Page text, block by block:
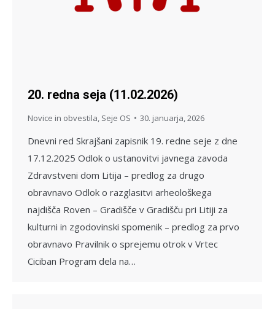
20. redna seja (11.02.2026)
Novice in obvestila Seje OS 30. januarja, 2026
Dnevni red Skrajšani zapisnik 19. redne seje z dne
17.12.2025 Odlok o ustanovitvi javnega zavoda
Zdravstveni dom Litija – predlog za drugo
obravnavo Odlok o razglasitvi arheološkega
najdišča Roven – Gradišče v Gradišču pri Litiji za
kulturni in zgodovinski spomenik – predlog za prvo
obravnavo Pravilnik o sprejemu otrok v Vrtec
Ciciban Program dela na…